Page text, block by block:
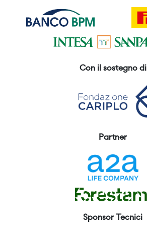
Con il sostegno di
Partner
Sponsor Tecnici